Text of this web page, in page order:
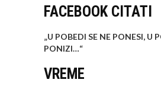
FACEBOOK CITATI
„U POBEDI SE NE PONESI, U
PONIZI…“
VREME